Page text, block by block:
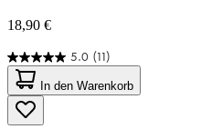
18,90 €
5.0 (11)
5.0
von
5
Sternen.
11
In den Warenkorb